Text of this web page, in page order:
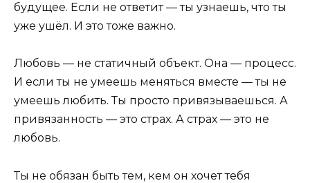
будущее. Если не ответит — ты узнаешь, что ты
уже ушёл. И это тоже важно.
Любовь — не статичный объект. Она — процесс.
И если ты не умеешь меняться вместе — ты не
умеешь любить. Ты просто привязываешься. А
привязанность — это страх. А страх — это не
любовь.
Ты не обязан быть тем, кем он хочет тебя